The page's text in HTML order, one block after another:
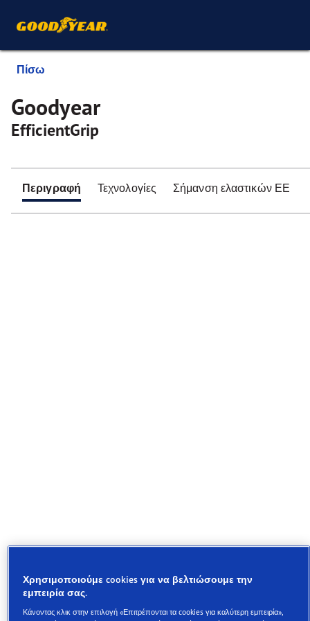
Πίσω
Goodyear
EfficientGrip
Περιγραφή Τεχνολογίες Σήμανση ελαστικών ΕΕ
την απόδοσή του για περισσότερο χρόνο
Εξοικονομεί καύσιμο και είναι φιλικό προς το περιβάλλον
Χρησιμοποιούμε cookies για να βελτιώσουμε την
εμπειρία σας.
Κάνοντας κλικ στην επιλογή «Επιτρέπονται τα cookies για καλύτερη εμπειρία»,